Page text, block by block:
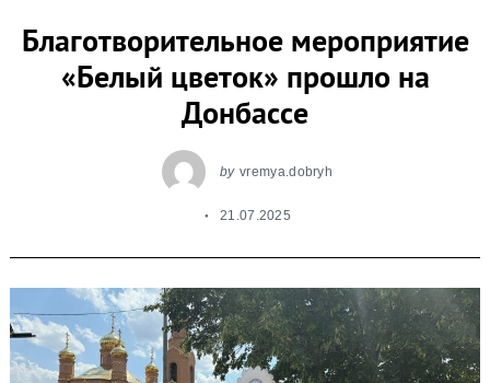
Благотворительное мероприятие
«Белый цветок» прошло на
Донбассе
by vremya.dobryh
21.07.2025